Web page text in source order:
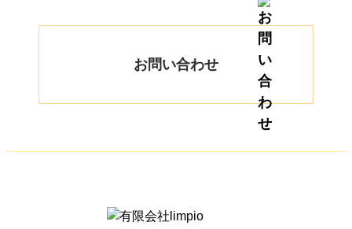
お問い合わせ